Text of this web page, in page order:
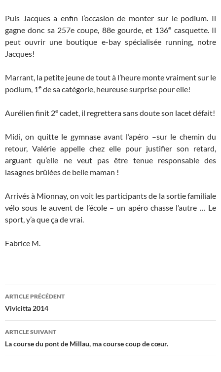
Puis Jacques a enfin l’occasion de monter sur le podium. Il
gagne donc sa 257e coupe, 88e gourde, et 136e casquette. Il
peut ouvrir une boutique e-bay spécialisée running, notre
Jacques!
Marrant, la petite jeune de tout à l’heure monte vraiment sur le
podium, 1e de sa catégorie, heureuse surprise pour elle!
Aurélien finit 2e cadet, il regrettera sans doute son lacet défait!
Midi, on quitte le gymnase avant l’apéro –sur le chemin du
retour, Valérie appelle chez elle pour justifier son retard,
arguant qu’elle ne veut pas être tenue responsable des
lasagnes brûlées de belle maman !
Arrivés à Mionnay, on voit les participants de la sortie familiale
vélo sous le auvent de l’école – un apéro chasse l’autre … Le
sport, y’a que ça de vrai.
Fabrice M.
Navigation
des
articles
ARTICLE PRÉCÉDENT
Vivicitta 2014
ARTICLE SUIVANT
La course du pont de Millau, ma course coup de cœur.